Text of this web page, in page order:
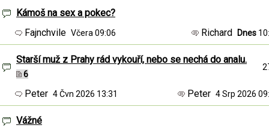
Kámoš na sex a pokec?
Fajnchvile Včera 09:06 Richard Dnes
Starší muž z Prahy rád vykouří, nebo se nechá do analu.
6
Peter 4 Čvn 2026 13:31 Peter 4 Srp 2026
Vážné